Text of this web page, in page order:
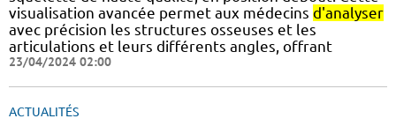
visualisation avancée permet aux médecins d'analyser
avec précision les structures osseuses et les
articulations et leurs différents angles, offrant
23/04/2024 02:00
ACTUALITÉS